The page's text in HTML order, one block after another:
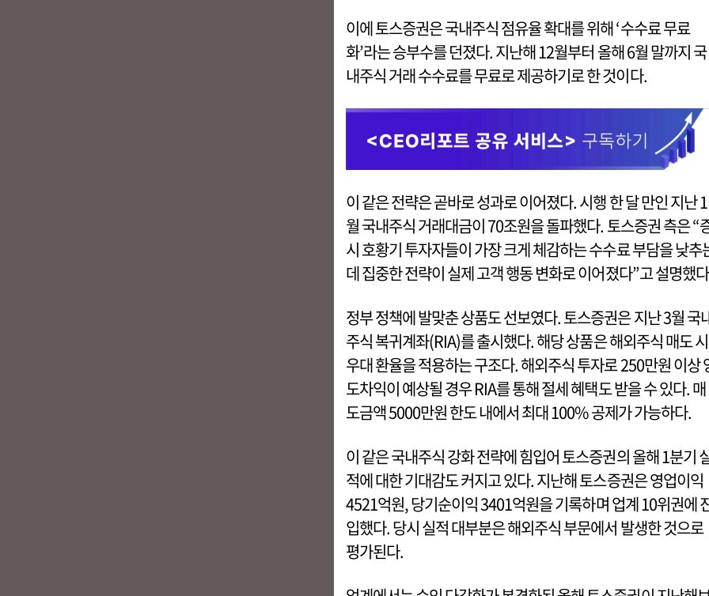
이에 토스증권은 국내주식 점유율 확대를 위해 ‘수수료 무료
화’라는 승부수를 던졌다. 지난해 12월부터 올해 6월 말까지 국
내주식 거래 수수료를 무료로 제공하기로 한 것이다.
이 같은 전략은 곧바로 성과로 이어졌다. 시행 한 달 만인 지난 1
월 국내주식 거래대금이 70조원을 돌파했다. 토스증권 측은 “
시 호황기 투자자들이 가장 크게 체감하는 수수료 부담을 낮추
데 집중한 전략이 실제 고객 행동 변화로 이어졌다”고 설명했
정부 정책에 발맞춘 상품도 선보였다. 토스증권은 지난 3월 국
주식 복귀계좌(RIA)를 출시했다. 해당 상품은 해외주식 매도 시
우대 환율을 적용하는 구조다. 해외주식 투자로 250만원 이상
도차익이 예상될 경우 RIA를 통해 절세 혜택도 받을 수 있다. 매
도금액 5000만원 한도 내에서 최대 100% 공제가 가능하다.
이 같은 국내주식 강화 전략에 힘입어 토스증권의 올해 1분기
적에 대한 기대감도 커지고 있다. 지난해 토스증권은 영업이익
4521억원, 당기순이익 3401억원을 기록하며 업계 10위권에
입했다. 당시 실적 대부분은 해외주식 부문에서 발생한 것으로
평가된다.